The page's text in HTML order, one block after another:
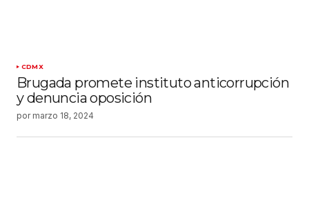
CDMX
Brugada promete instituto anticorrupción
y denuncia oposición
por marzo 18, 2024